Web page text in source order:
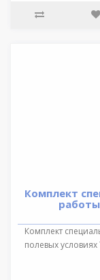
Комплект
Комплект
полевых